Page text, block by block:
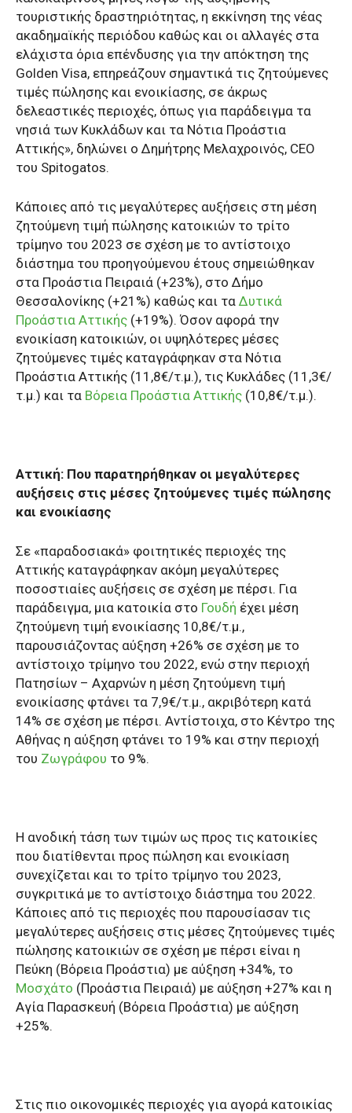
τουριστικής δραστηριότητας, η εκκίνηση της νέας
ακαδημαϊκής περιόδου καθώς και οι αλλαγές στα
ελάχιστα όρια επένδυσης για την απόκτηση της
Golden Visa, επηρεάζουν σημαντικά τις ζητούμενες
τιμές πώλησης και ενοικίασης, σε άκρως
δελεαστικές περιοχές, όπως για παράδειγμα τα
νησιά των Κυκλάδων και τα Νότια Προάστια
Αττικής», δηλώνει ο Δημήτρης Μελαχροινός, CEO
του Spitogatos.
Κάποιες από τις μεγαλύτερες αυξήσεις στη μέση
ζητούμενη τιμή πώλησης κατοικιών το τρίτο
τρίμηνο του 2023 σε σχέση με το αντίστοιχο
διάστημα του προηγούμενου έτους σημειώθηκαν
στα Προάστια Πειραιά (+23%), στο Δήμο
Θεσσαλονίκης (+21%) καθώς και τα Δυτικά
Προάστια Αττικής (+19%). Όσον αφορά την
ενοικίαση κατοικιών, οι υψηλότερες μέσες
ζητούμενες τιμές καταγράφηκαν στα Νότια
Προάστια Αττικής (11,8€/τ.μ.), τις Κυκλάδες (11,3€/
τ.μ.) και τα Βόρεια Προάστια Αττικής (10,8€/τ.μ.).
Αττική: Που παρατηρήθηκαν οι μεγαλύτερες
αυξήσεις στις μέσες ζητούμενες τιμές πώλησης
και ενοικίασης
Σε «παραδοσιακά» φοιτητικές περιοχές της
Αττικής καταγράφηκαν ακόμη μεγαλύτερες
ποσοστιαίες αυξήσεις σε σχέση με πέρσι. Για
παράδειγμα, μια κατοικία στο Γουδή έχει μέση
ζητούμενη τιμή ενοικίασης 10,8€/τ.μ.,
παρουσιάζοντας αύξηση +26% σε σχέση με το
αντίστοιχο τρίμηνο του 2022, ενώ στην περιοχή
Πατησίων – Αχαρνών η μέση ζητούμενη τιμή
ενοικίασης φτάνει τα 7,9€/τ.μ., ακριβότερη κατά
14% σε σχέση με πέρσι. Αντίστοιχα, στο Κέντρο της
Αθήνας η αύξηση φτάνει το 19% και στην περιοχή
του Ζωγράφου το 9%.
Η ανοδική τάση των τιμών ως προς τις κατοικίες
που διατίθενται προς πώληση και ενοικίαση
συνεχίζεται και το τρίτο τρίμηνο του 2023,
συγκριτικά με το αντίστοιχο διάστημα του 2022.
Κάποιες από τις περιοχές που παρουσίασαν τις
μεγαλύτερες αυξήσεις στις μέσες ζητούμενες τιμές
πώλησης κατοικιών σε σχέση με πέρσι είναι η
Πεύκη (Βόρεια Προάστια) με αύξηση +34%, το
Μοσχάτο (Προάστια Πειραιά) με αύξηση +27% και η
Αγία Παρασκευή (Βόρεια Προάστια) με αύξηση
+25%.
Στις πιο οικονομικές περιοχές για αγορά κατοικίας